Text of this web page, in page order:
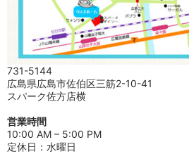
731-5144
広島県広島市佐伯区三筋2-10-41
スパーク佐方店横
営業時間
10:00 AM – 5:00 PM
定休日：水曜日